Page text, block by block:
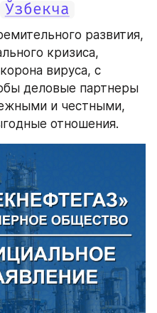
Ўзбекча
развития,
кризиса,
вируса, с
деловые партнеры
и честными,
отношения.